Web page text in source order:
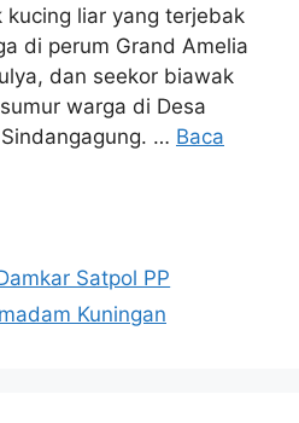
liar yang terjebak
di perum Grand Amelia
dan seekor biawak
warga di Desa
… Baca
Satpol PP
Kuningan